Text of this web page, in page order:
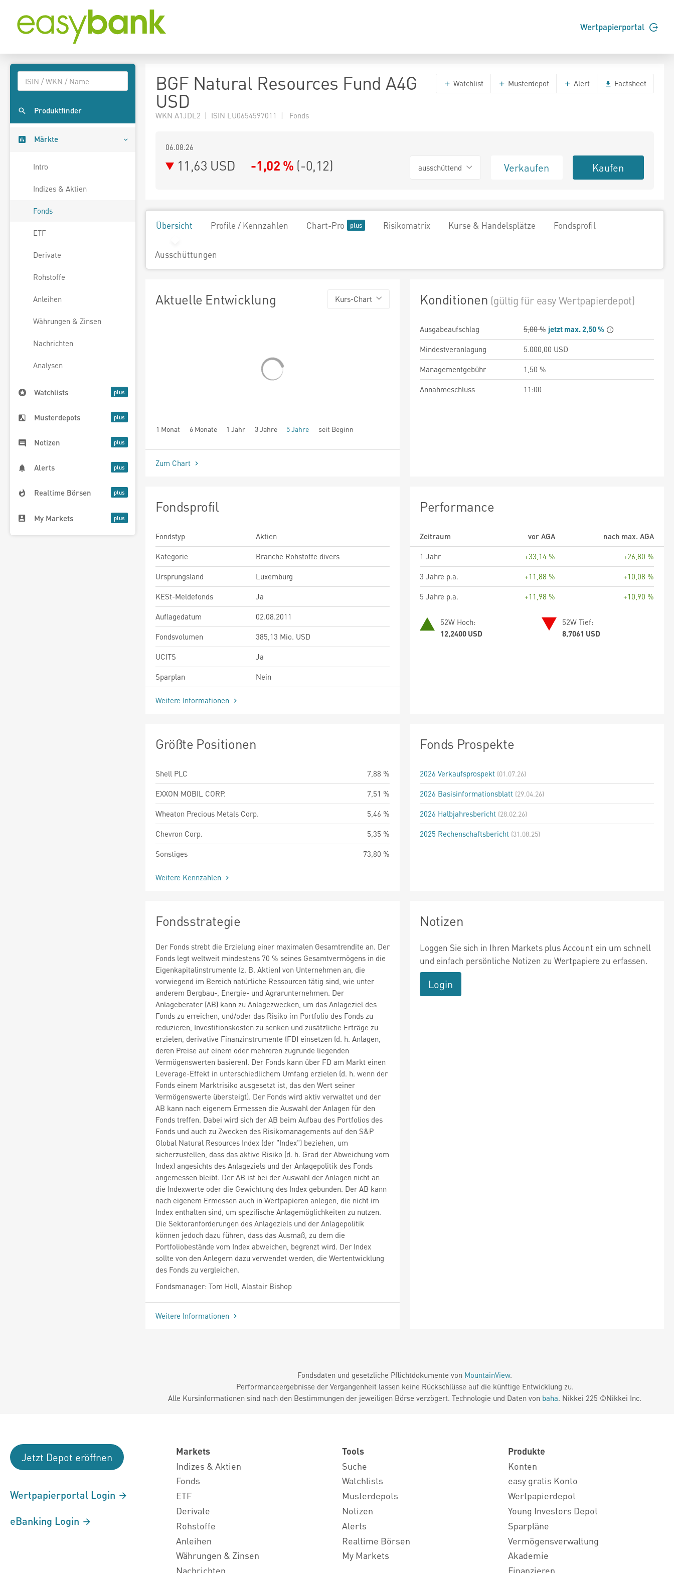
Wertpapierportal
Produktfinder
Märkte
Intro
Indizes & Aktien
Fonds
ETF
Derivate
Rohstoffe
Anleihen
Währungen & Zinsen
Nachrichten
Analysen
Watchlists
Musterdepots
Notizen
Alerts
Realtime Börsen
My Markets
BGF Natural Resources Fund A4G
USD
WKN A1JDL2 | ISIN LU0654597011 | Fonds
Watchlist Musterdepot Alert Factsheet
06.08.26
11,63 USD -1,02 % (-0,12) ausschüttend Verkaufen Kaufen
Übersicht Profile / Kennzahlen Chart-Pro Risikomatrix Kurse & Handelsplätze Fondsprofil
Ausschüttungen
Aktuelle Entwicklung Kurs-Chart
1 Monat 6 Monate 1 Jahr 3 Jahre 5 Jahre seit Beginn
Zum Chart
Konditionen (gültig für easy Wertpapierdepot)
Ausgabeaufschlag 5,00 % jetzt max. 2,50 %
Mindestveranlagung
5.000,00 USD
Managementgebühr
1,50 %
Annahmeschluss
11:00
Fondsprofil
Fondstyp
Aktien
Kategorie
Branche Rohstoffe divers
Ursprungsland
Luxemburg
KESt-Meldefonds
Ja
Auflagedatum
02.08.2011
Fondsvolumen
385,13 Mio. USD
UCITS
Ja
Sparplan
Nein
Weitere Informationen
Performance
Zeitraum vor AGA
nach max. AGA
1 Jahr
+33,14 %
+26,80 %
3 Jahre p.a.
+11,88 %
+10,08 %
5 Jahre p.a.
+11,98 % +10,90 %
52W Hoch:
12,2400 USD
52W Tief:
8,7061 USD
Größte Positionen
Shell PLC
7,88 %
EXXON MOBIL CORP.
7,51 %
Wheaton Precious Metals Corp.
5,46 %
Chevron Corp.
5,35 %
Sonstiges
73,80 %
Weitere Kennzahlen
Fonds Prospekte
2026 Verkaufsprospekt (01.07.26)
2026 Basisinformationsblatt (29.04.26)
2026 Halbjahresbericht (28.02.26)
2025 Rechenschaftsbericht (31.08.25)
Fondsstrategie
Der Fonds strebt die Erzielung einer maximalen Gesamtrendite an. Der
Fonds legt weltweit mindestens 70 % seines Gesamtvermögens in die
Eigenkapitalinstrumente (z. B. Aktien) von Unternehmen an, die
vorwiegend im Bereich natürliche Ressourcen tätig sind, wie unter
anderem Bergbau-, Energie- und Agrarunternehmen. Der
Anlageberater (AB) kann zu Anlagezwecken, um das Anlageziel des
Fonds zu erreichen, und/oder das Risiko im Portfolio des Fonds zu
reduzieren, Investitionskosten zu senken und zusätzliche Erträge zu
erzielen, derivative Finanzinstrumente (FD) einsetzen (d. h. Anlagen,
deren Preise auf einem oder mehreren zugrunde liegenden
Vermögenswerten basieren). Der Fonds kann über FD am Markt einen
Leverage-Effekt in unterschiedlichem Umfang erzielen (d. h. wenn der
Fonds einem Marktrisiko ausgesetzt ist, das den Wert seiner
Vermögenswerte übersteigt). Der Fonds wird aktiv verwaltet und der
AB kann nach eigenem Ermessen die Auswahl der Anlagen für den
Fonds treffen. Dabei wird sich der AB beim Aufbau des Portfolios des
Fonds und auch zu Zwecken des Risikomanagements auf den S&P
Global Natural Resources Index (der "Index") beziehen, um
sicherzustellen, dass das aktive Risiko (d. h. Grad der Abweichung vom
Index) angesichts des Anlageziels und der Anlagepolitik des Fonds
angemessen bleibt. Der AB ist bei der Auswahl der Anlagen nicht an
die Indexwerte oder die Gewichtung des Index gebunden. Der AB kann
nach eigenem Ermessen auch in Wertpapieren anlegen, die nicht im
Index enthalten sind, um spezifische Anlagemöglichkeiten zu nutzen.
Die Sektoranforderungen des Anlageziels und der Anlagepolitik
können jedoch dazu führen, dass das Ausmaß, zu dem die
Portfoliobestände vom Index abweichen, begrenzt wird. Der Index
sollte von den Anlegern dazu verwendet werden, die Wertentwicklung
des Fonds zu vergleichen.
Fondsmanager: Tom Holl, Alastair Bishop
Weitere Informationen
Notizen
Loggen Sie sich in Ihren Markets plus Account ein um schnell
und einfach persönliche Notizen zu Wertpapiere zu erfassen.
Login
Fondsdaten und gesetzliche Pflichtdokumente von MountainView.
Performanceergebnisse der Vergangenheit lassen keine Rückschlüsse auf die künftige Entwicklung zu.
Alle Kursinformationen sind nach den Bestimmungen der jeweiligen Börse verzögert. Technologie und Daten von baha. Nikkei 225 ©Nikkei Inc.
Jetzt Depot eröffnen
Wertpapierportal Login
eBanking Login
Markets
Indizes & Aktien
Fonds
ETF
Derivate
Rohstoffe
Anleihen
Währungen & Zinsen
Nachrichten
Tools
Suche
Watchlists
Musterdepots
Notizen
Alerts
Realtime Börsen
My Markets
Produkte
Konten
easy gratis Konto
Wertpapierdepot
Young Investors Depot
Sparpläne
Vermögensverwaltung
Akademie
Finanzieren